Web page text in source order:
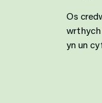
Os
wrthych
yn un